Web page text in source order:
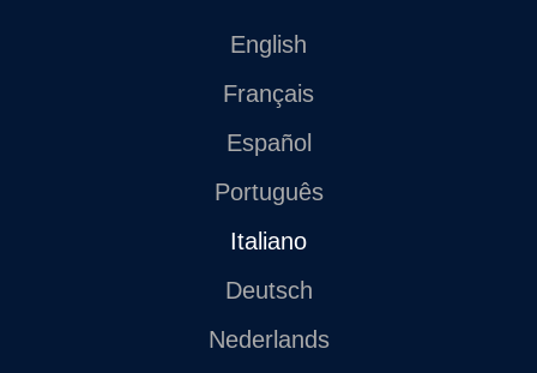
English
Français
Español
Português
Italiano
Deutsch
Nederlands